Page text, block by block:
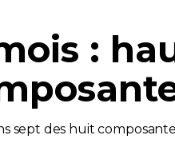
:
sept des huit